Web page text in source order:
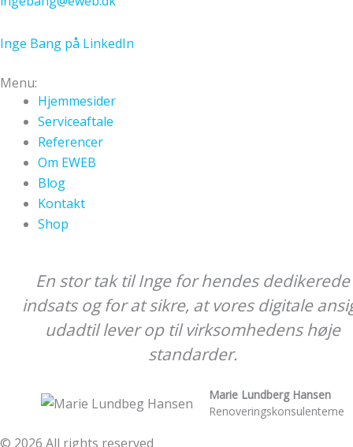
Inge Bang på LinkedIn
Menu:
Hjemmesider
Serviceaftale
Referencer
Om EWEB
Blog
Kontakt
Shop
En stor tak til Inge for hendes dedikerede
indsats og for at sikre, at vores digitale
udadtil lever op til virksomhedens høje
standarder.
Marie Lundberg Hansen
Renoveringskonsulenterne
© 2026 All rights reserved